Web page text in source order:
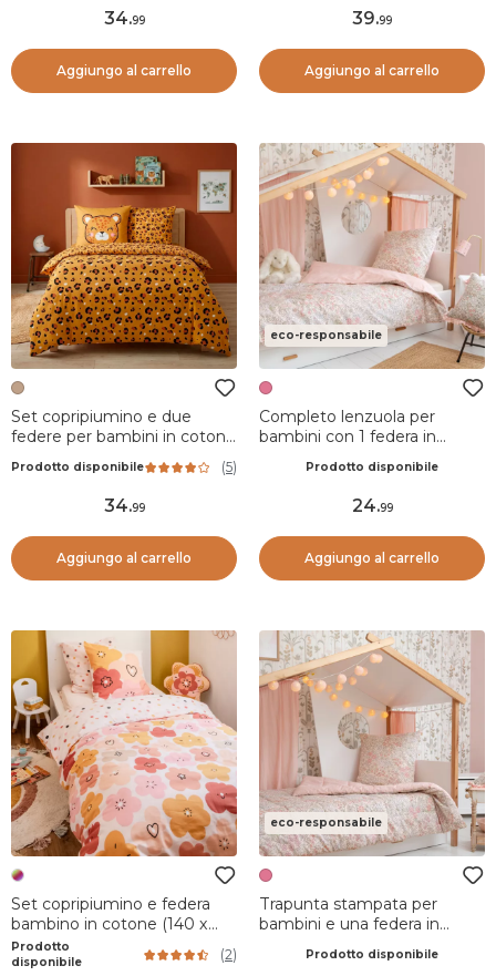
34.99
Aggiungo al carrello
39.99
Aggiungo al carrello
Set copripiumino e due
federe per bambini in cotone
(240 x 220 cm) Lola Caramel
Prodotto disponibile (5)
34.99
Aggiungo al carrello
eco-responsabile
Completo lenzuola per
bambini con 1 federa in
Pimprenelle Rosa
Prodotto disponibile
24.99
Aggiungo al carrello
Set copripiumino e federa
bambino in cotone (140 x
200 cm) Barbotine
Multicolore
Prodotto
disponibile
(2)
eco-responsabile
Trapunta stampata per
bambini e una federa in
Pimprenelle Rosa
Prodotto disponibile